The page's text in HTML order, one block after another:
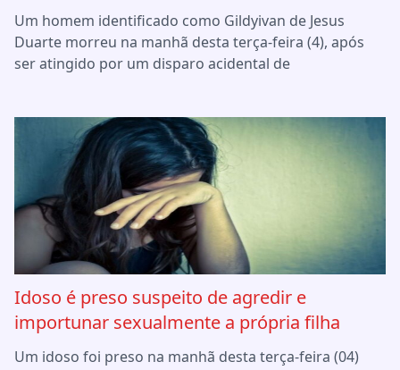
Um homem identificado como Gildyivan de Jesus
Duarte morreu na manhã desta terça-feira (4), após
ser atingido por um disparo acidental de
Idoso é preso suspeito de agredir e
importunar sexualmente a própria filha
Um idoso foi preso na manhã desta terça-feira (04)